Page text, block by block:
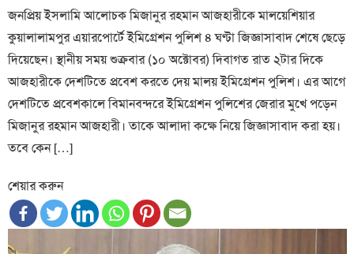
জনপ্রিয় ইসলামি আলোচক মিজানুর রহমান আজহারীকে মালয়েশিয়ার
কুয়ালালামপুর এয়ারপোর্টে ইমিগ্রেশন পুলিশ ৪ ঘণ্টা জিজ্ঞাসাবাদ শেষে ছেড়ে
দিয়েছেন। স্থানীয় সময় শুক্রবার (১০ অক্টোবর) দিবাগত রাত ২টার দিকে
আজহারীকে দেশটিতে প্রবেশ করতে দেয় মালয় ইমিগ্রেশন পুলিশ। এর আগে
দেশটিতে প্রবেশকালে বিমানবন্দরে ইমিগ্রেশন পুলিশের জেরার মুখে পড়েন
মিজানুর রহমান আজহারী। তাকে আলাদা কক্ষে নিয়ে জিজ্ঞাসাবাদ করা হয়।
তবে কেন […]
শেয়ার করুন